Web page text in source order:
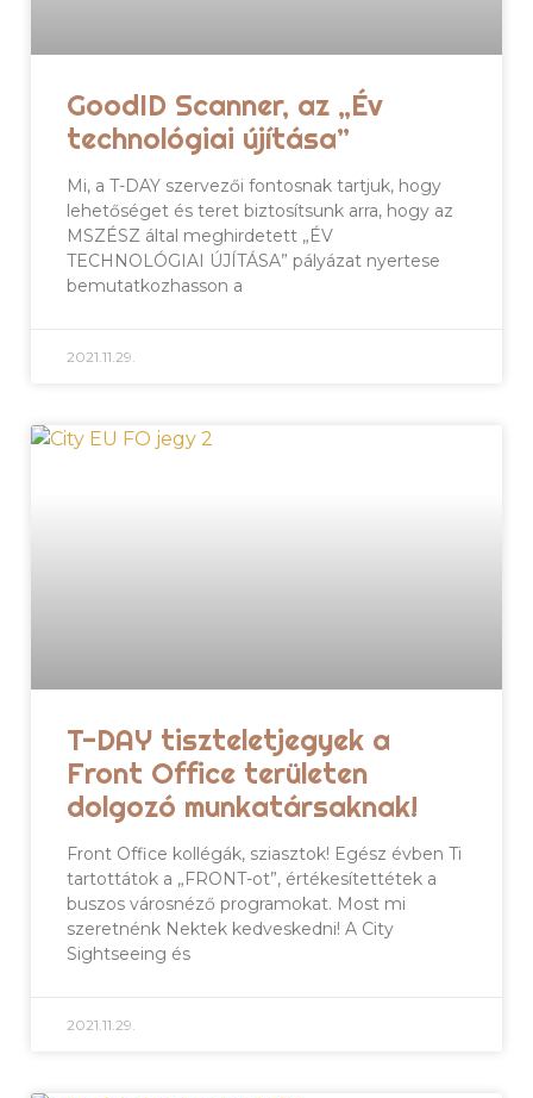
GoodID Scanner, az „Év
technológiai újítása”
Mi, a T-DAY szervezői fontosnak tartjuk, hogy
lehetőséget és teret biztosítsunk arra, hogy az
MSZÉSZ által meghirdetett „ÉV
TECHNOLÓGIAI ÚJÍTÁSA” pályázat nyertese
bemutatkozhasson a
2021.11.29.
T-DAY tiszteletjegyek a
Front Office területen
dolgozó munkatársaknak!
Front Office kollégák, sziasztok! Egész évben Ti
tartottátok a „FRONT-ot”, értékesítettétek a
buszos városnéző programokat. Most mi
szeretnénk Nektek kedveskedni! A City
Sightseeing és
2021.11.29.